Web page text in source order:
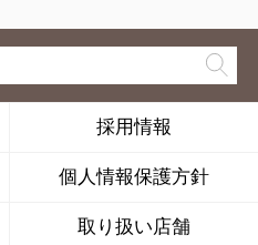
採用情報
個人情報保護方針
取り扱い店舗